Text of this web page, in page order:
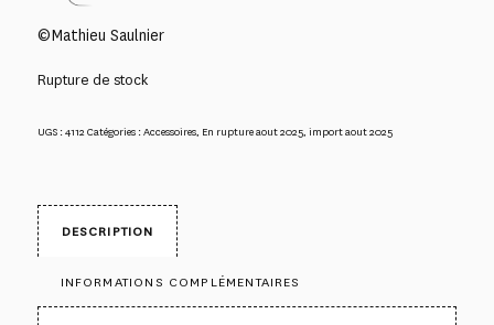
©Mathieu Saulnier
Rupture de stock
UGS :4112Catégories :Accessoires, En rupture aout 2025, import aout 2025
DESCRIPTION
INFORMATIONS COMPLÉMENTAIRES